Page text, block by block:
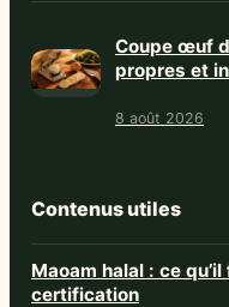
Coupe œuf
propres et
8 août 2026
Contenus utiles
Maoam halal : ce
certification